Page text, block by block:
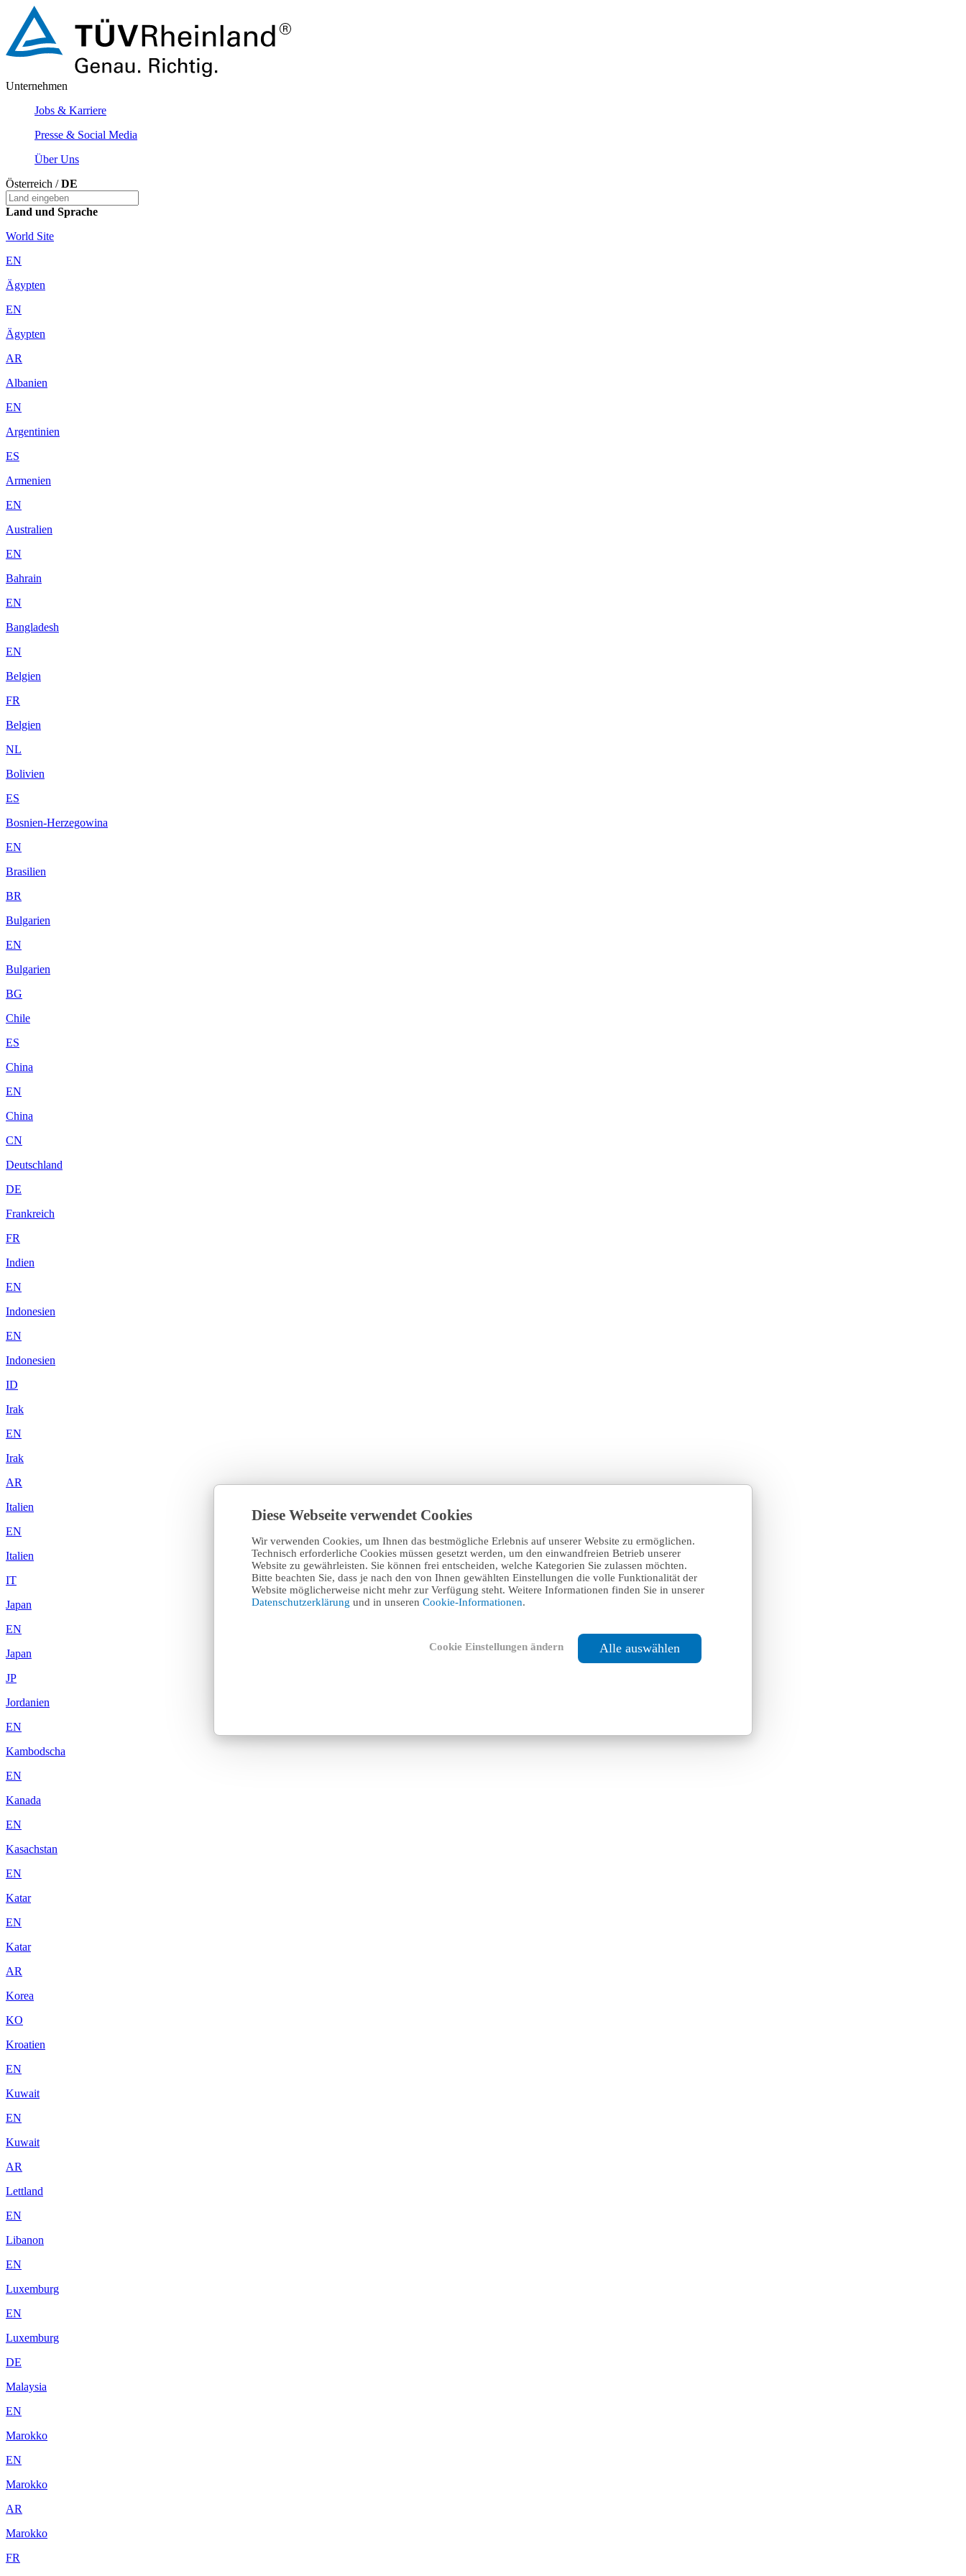
Diese Webseite verwendet Cookies
Wir verwenden Cookies, um Ihnen das bestmögliche Erlebnis auf unserer Website zu ermöglichen.
Technisch erforderliche Cookies müssen gesetzt werden, um den einwandfreien Betrieb unserer
Website zu gewährleisten. Sie können frei entscheiden, welche Kategorien Sie zulassen möchten.
Bitte beachten Sie, dass je nach den von Ihnen gewählten Einstellungen die volle Funktionalität der
Website möglicherweise nicht mehr zur Verfügung steht. Weitere Informationen finden Sie in unserer
Datenschutzerklärung und in unseren Cookie-Informationen.
Cookie Einstellungen ändern Alle auswählen
Unternehmen
Jobs & Karriere
Presse & Social Media
Über Uns
Österreich /DE
Land und Sprache
World Site
EN
Ägypten
EN
Ägypten
AR
Albanien
EN
Argentinien
ES
Armenien
EN
Australien
EN
Bahrain
EN
Bangladesh
EN
Belgien
FR
Belgien
NL
Bolivien
ES
Bosnien-Herzegowina
EN
Brasilien
BR
Bulgarien
EN
Bulgarien
BG
Chile
ES
China
EN
China
CN
Deutschland
DE
Frankreich
FR
Indien
EN
Indonesien
EN
Indonesien
ID
Irak
EN
Irak
AR
Italien
EN
Italien
IT
Japan
EN
Japan
JP
Jordanien
EN
Kambodscha
EN
Kanada
EN
Kasachstan
EN
Katar
EN
Katar
AR
Korea
KO
Kroatien
EN
Kuwait
EN
Kuwait
AR
Lettland
EN
Libanon
EN
Luxemburg
EN
Luxemburg
DE
Malaysia
EN
Marokko
EN
Marokko
AR
Marokko
FR